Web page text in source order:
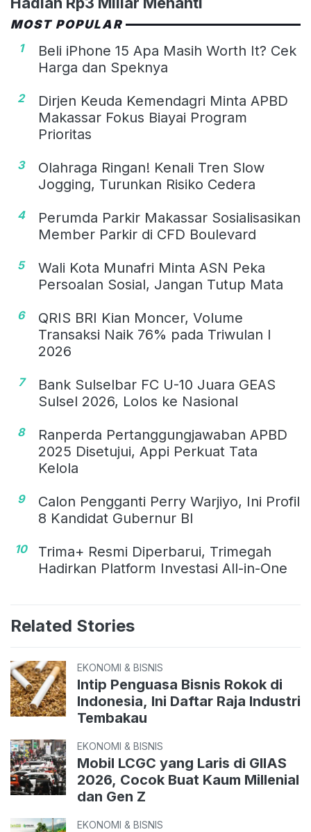
MOST POPULAR
1
Beli iPhone 15 Apa Masih Worth It? Cek
Harga dan Speknya
2
Dirjen Keuda Kemendagri Minta APBD
Makassar Fokus Biayai Program
Prioritas
3
Olahraga Ringan! Kenali Tren Slow
Jogging, Turunkan Risiko Cedera
4
Perumda Parkir Makassar Sosialisasikan
Member Parkir di CFD Boulevard
5
Wali Kota Munafri Minta ASN Peka
Persoalan Sosial, Jangan Tutup Mata
6
QRIS BRI Kian Moncer, Volume
Transaksi Naik 76% pada Triwulan I
2026
7
Bank Sulselbar FC U-10 Juara GEAS
Sulsel 2026, Lolos ke Nasional
8
Ranperda Pertanggungjawaban APBD
2025 Disetujui, Appi Perkuat Tata
Kelola
9
Calon Pengganti Perry Warjiyo, Ini Profil
8 Kandidat Gubernur BI
10
Trima+ Resmi Diperbarui, Trimegah
Hadirkan Platform Investasi All-in-One
Related Stories
EKONOMI & BISNIS
Intip Penguasa Bisnis Rokok di
Indonesia, Ini Daftar Raja Industri
Tembakau
EKONOMI & BISNIS
Mobil LCGC yang Laris di GIIAS
2026, Cocok Buat Kaum Millenial
dan Gen Z
EKONOMI & BISNIS